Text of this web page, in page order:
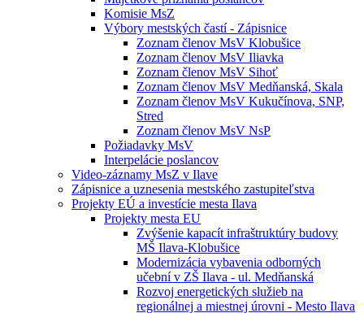
Komisie MsZ
Výbory mestských častí - Zápisnice
Zoznam členov MsV Klobušice
Zoznam členov MsV Iliavka
Zoznam členov MsV Sihoť
Zoznam členov MsV Medňanská, Skala
Zoznam členov MsV Kukučínova, SNP,
Stred
Zoznam členov MsV NsP
Požiadavky MsV
Interpelácie poslancov
Video-záznamy MsZ v Ilave
Zápisnice a uznesenia mestského zastupiteľstva
Projekty EÚ a investície mesta Ilava
Projekty mesta EU
Zvýšenie kapacít infraštruktúry budovy
MŠ Ilava-Klobušice
Modernizácia vybavenia odborných
učební v ZŠ Ilava - ul. Medňanská
Rozvoj energetických služieb na
regionálnej a miestnej úrovni - Mesto Ilava